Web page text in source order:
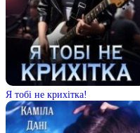
Я тобі не крихітка!